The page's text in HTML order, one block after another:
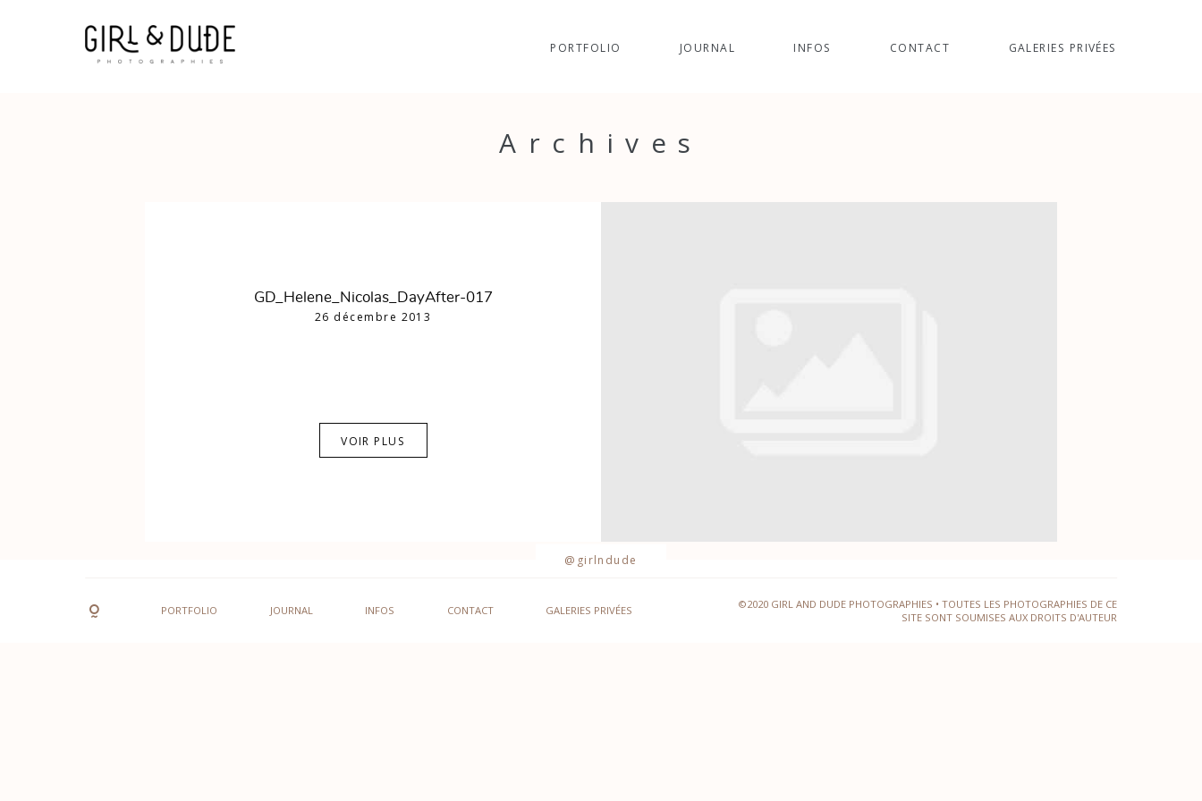
PORTFOLIO JOURNAL INFOS CONTACT GALERIES PRIVÉES
Archives
GD_Helene_Nicolas_DayAfter-017
26 décembre 2013
VOIR PLUS
@girlndude
PORTFOLIO JOURNAL INFOS CONTACT GALERIES PRIVÉES
©2020 GIRL AND DUDE PHOTOGRAPHIES • TOUTES LES PHOTOGRAPHIES DE CE
SITE SONT SOUMISES AUX DROITS D'AUTEUR